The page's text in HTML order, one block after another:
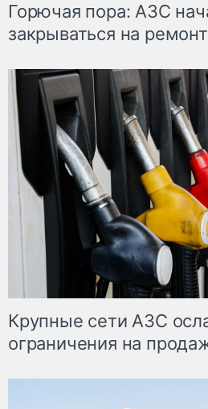
Горючая пора: АЗС
закрываться на
Крупные сети АЗС
ограничения на